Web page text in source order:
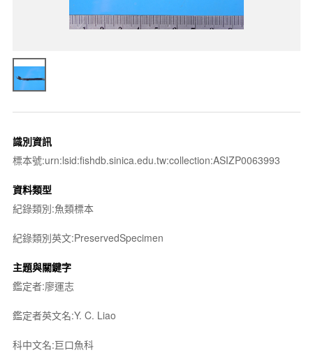
識別資訊
標本號:urn:lsid:fishdb.sinica.edu.tw:collection:ASIZP0063993
資料類型
紀錄類別:魚類標本
紀錄類別英文:PreservedSpecimen
主題與關鍵字
鑑定者:廖運志
鑑定者英文名:Y. C. Liao
科中文名:巨口魚科